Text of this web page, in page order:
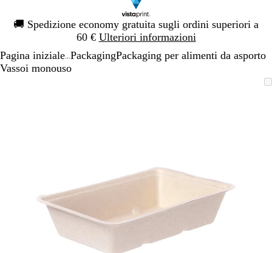
🚚 Spedizione economy gratuita sugli ordini superiori a
60 € Ulteriori informazioni
Diapositiva
1
Pagina iniziale PackagingPackaging per alimenti da asporto
Vassoi monouso
ingrandire
o
e
le
per